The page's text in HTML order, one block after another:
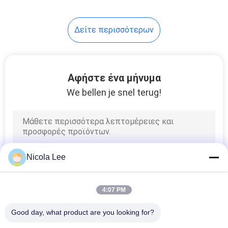
Δείτε περισσότερων
Αφήστε ένα μήνυμα
We bellen je snel terug!
Nicola Lee
4:07 PM
Good day, what product are you looking for?